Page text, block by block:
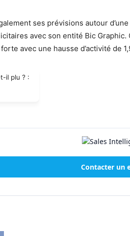
ses prévisions autour
avec son entité Bic
avec une hausse d’activité de
il plu ? :
Contacter un